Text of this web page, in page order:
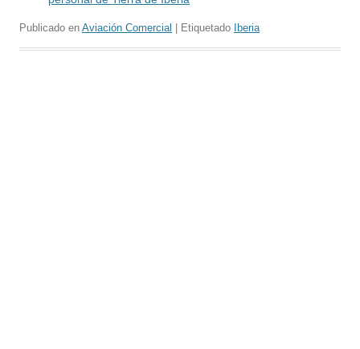
Publicado en Aviación Comercial | Etiquetado Iberia